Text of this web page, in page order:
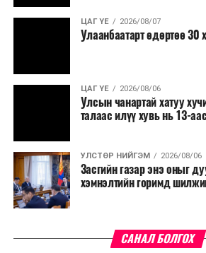
нөхөн томилгоо хийхгүй байх,
хамт олны урлаг, спортын арга
байгуулахгүй байх, төрийн албанд
сургалтыг цахим хэлбэрт
хаагчдыг зарим өдрүүдэд
хэмжээг үргэлжлүүлэхийг үүрэг
Төсвийн сахилга бат сайжирч,
байдал хэвийн болсон
хязгаарлалтыг үе шаттайгаар
ЦАГ ҮЕ 2026/08/07
Улаанбаатарт өдөртөө 30
ЦАГ ҮЕ 2026/08/06
Улсын чанартай хатуу
талаас илүү хувь нь 13-
УЛСТӨР НИЙГЭМ 2026/08/06
Засгийн газар энэ оныг
хэмнэлтийн горимд
САНАЛ БОЛГОХ